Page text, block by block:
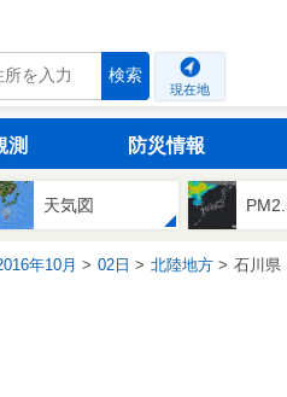
検索
現在地
測 防災情報
天気図
年10月 02日 北陸地方 石川県